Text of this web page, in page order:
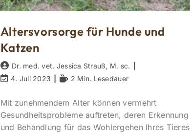
Altersvorsorge für Hunde und
Katzen
Beitrags-
Autor:
Dr. med. vet. Jessica Strauß, M. sc.
Beitrag
geändert
4. Juli 2023 Lesedauer:
2 Min. Lesedauer
Mit zunehmendem Alter können vermehrt
Gesundheitsprobleme auftreten, deren Erkennung
und Behandlung für das Wohlergehen Ihres Tieres